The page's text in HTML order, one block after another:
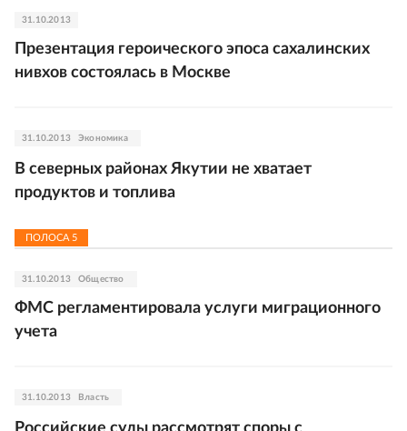
31.10.2013
Презентация героического эпоса сахалинских
нивхов состоялась в Москве
31.10.2013 Экономика
В северных районах Якутии не хватает
продуктов и топлива
ПОЛОСА 5
31.10.2013 Общество
ФМС регламентировала услуги миграционного
учета
31.10.2013 Власть